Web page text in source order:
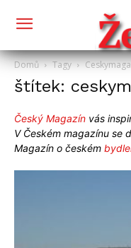
Domů Tagy
štítek:
Český Magazín vás
V Českém magazínu se
Magazín o českém